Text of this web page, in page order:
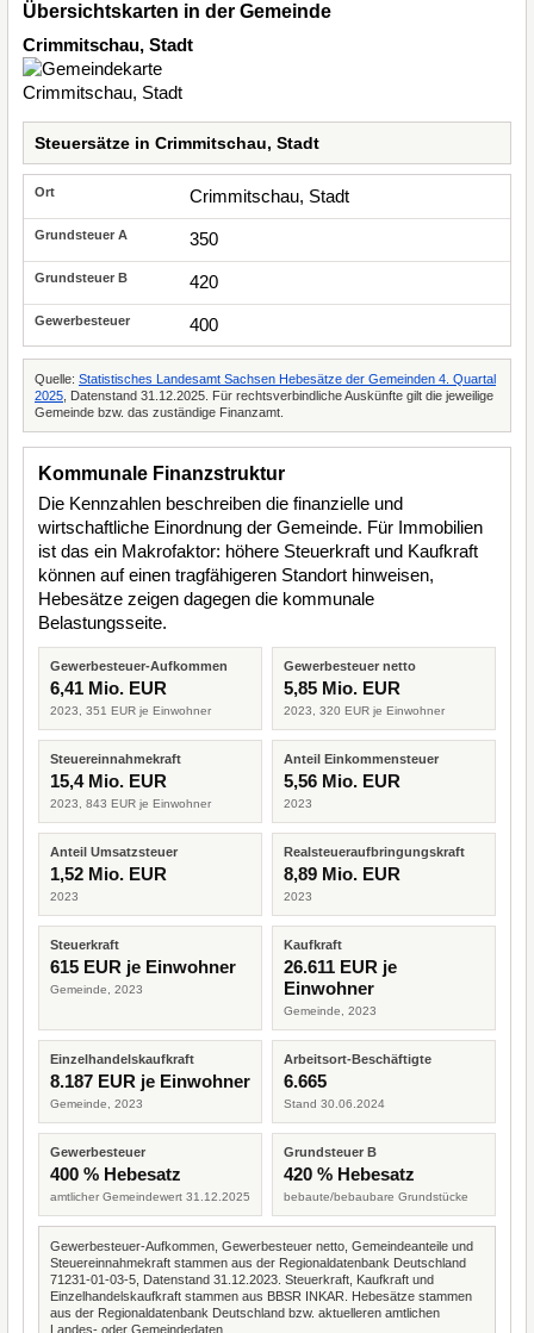
Übersichtskarten in der Gemeinde
Crimmitschau, Stadt
Steuersätze in Crimmitschau, Stadt
Crimmitschau, Stadt
350
420
400
Quelle: Statistisches Landesamt Sachsen Hebesätze der Gemeinden 4. Quartal
2025 , Datenstand 31.12.2025. Für rechtsverbindliche Auskünfte gilt die jeweilige
Gemeinde bzw. das zuständige Finanzamt.
Kommunale Finanzstruktur
Die Kennzahlen beschreiben die finanzielle und
wirtschaftliche Einordnung der Gemeinde. Für Immobilien
ist das ein Makrofaktor: höhere Steuerkraft und Kaufkraft
können auf einen tragfähigeren Standort hinweisen,
Hebesätze zeigen dagegen die kommunale
Belastungsseite.
Gewerbesteuer-Aufkommen
6,41 Mio. EUR
2023, 351 EUR je Einwohner
Gewerbesteuer netto
5,85 Mio. EUR
2023, 320 EUR je Einwohner
Steuereinnahmekraft
15,4 Mio. EUR
2023, 843 EUR je Einwohner
Anteil Einkommensteuer
5,56 Mio. EUR
2023
Anteil Umsatzsteuer
1,52 Mio. EUR
2023
Realsteueraufbringungskraft
8,89 Mio. EUR
2023
Steuerkraft
615 EUR je Einwohner
Gemeinde, 2023
Kaufkraft
26.611 EUR je
Einwohner
Gemeinde, 2023
Einzelhandelskaufkraft
8.187 EUR je Einwohner
Gemeinde, 2023
Arbeitsort-Beschäftigte
6.665
Stand 30.06.2024
Gewerbesteuer
400 % Hebesatz
amtlicher Gemeindewert 31.12.2025
Grundsteuer B
420 % Hebesatz
bebaute/bebaubare Grundstücke
Gewerbesteuer-Aufkommen, Gewerbesteuer netto, Gemeindeanteile und
Steuereinnahmekraft stammen aus der Regionaldatenbank Deutschland
71231-01-03-5, Datenstand 31.12.2023. Steuerkraft, Kaufkraft und
Einzelhandelskaufkraft stammen aus BBSR INKAR. Hebesätze stammen
aus der Regionaldatenbank Deutschland bzw. aktuelleren amtlichen
Landes- oder Gemeindedaten.